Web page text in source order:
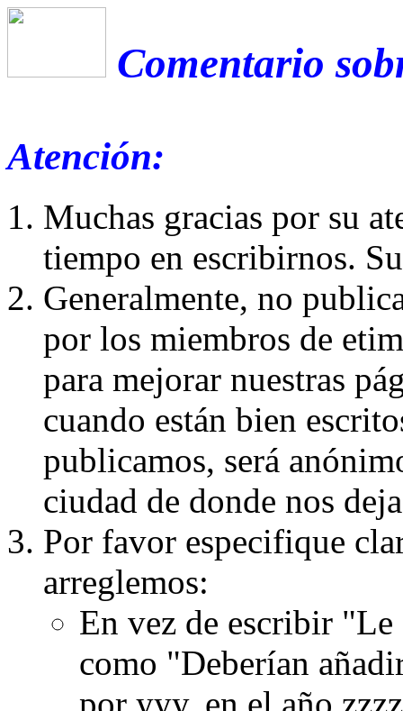
Comentario
Atención:
Muchas gracias por su
tiempo en escribirnos.
Generalmente, no
por los miembros de
para mejorar nuestras
cuando están bien
publicamos, será
ciudad de donde nos
Por favor especifique
arreglemos:
En vez de escribir
como "Deberían